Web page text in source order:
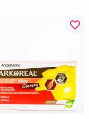
favorite_border